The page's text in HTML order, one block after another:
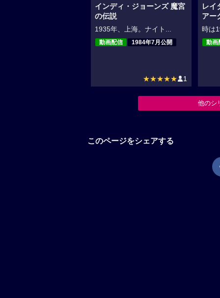
インディ・ジョーンズ 魔宮
の伝説
1935年、上海。ナイト...
動画配信 1984年7月公開
★★★★★ 1
レイ
アー
時は
動画
他のシ
このページをシェアする